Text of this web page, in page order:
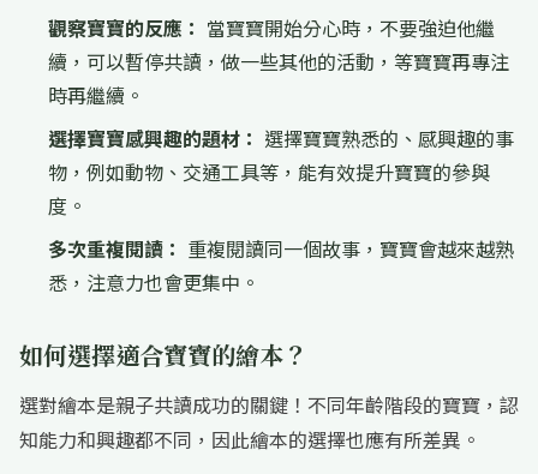
觀察寶寶的反應： 當寶寶開始分心時，不要強迫他繼
續，可以暫停共讀，做一些其他的活動，等寶寶再專注
時再繼續。
選擇寶寶感興趣的題材： 選擇寶寶熟悉的、感興趣的事
物，例如動物、交通工具等，能有效提升寶寶的參與
度。
多次重複閱讀： 重複閱讀同一個故事，寶寶會越來越熟
悉，注意力也會更集中。
如何選擇適合寶寶的繪本？
選對繪本是親子共讀成功的關鍵！不同年齡階段的寶寶，認
知能力和興趣都不同，因此繪本的選擇也應有所差異。